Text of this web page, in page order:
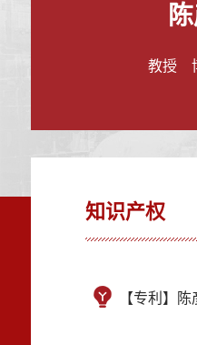
教授
知识产权
【专利】